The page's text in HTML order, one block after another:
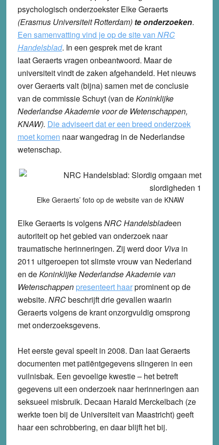
psychologisch onderzoekster Elke Geraerts
(Erasmus Universiteit Rotterdam) te onderzoeken.
Een samenvatting vind je op de site van NRC
Handelsblad. In een gesprek met de krant
laat Geraerts vragen onbeantwoord. Maar de
universiteit vindt de zaken afgehandeld. Het nieuws
over Geraerts valt (bijna) samen met de conclusie
van de commissie Schuyt (van deKoninklijke
Nederlandse Akademie voor de Wetenschappen,
KNAW). Die adviseert dat er een breed onderzoek
moet komen naar wangedrag in de Nederlandse
wetenschap.
Elke Geraerts’ foto op de website van de KNAW
Elke Geraerts is volgensNRC Handelsbladeen
autoriteit op het gebied van onderzoek naar
traumatische herinneringen. Zij werd door Vivain
2011 uitgeroepen tot slimste vrouw van Nederland
en deKoninklijke Nederlandse Akademie van
Wetenschappen presenteert haarprominent op de
website. NRCbeschrijft drie gevallen waarin
Geraerts volgens de krant onzorgvuldig omsprong
met onderzoeksgevens.
Het eerste geval speelt in 2008. Dan laat Geraerts
documenten met patiëntgegevens slingeren in een
vuilnisbak. Een gevoelige kwestie – het betreft
gegevens uit een onderzoek naar herinneringen aan
seksueel misbruik. Decaan Harald Merckelbach (ze
werkte toen bij de Universiteit van Maastricht) geeft
haar een schrobbering, en daar blijft het bij.